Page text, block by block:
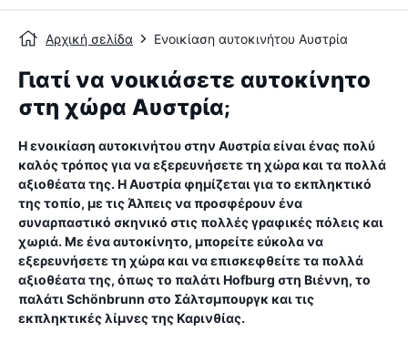
Αρχική σελίδα Ενοικίαση αυτοκινήτου Αυστρία
Γιατί να νοικιάσετε αυτοκίνητο
στη χώρα Αυστρία;
Η ενοικίαση αυτοκινήτου στην Αυστρία είναι ένας πολύ
καλός τρόπος για να εξερευνήσετε τη χώρα και τα πολλά
αξιοθέατα της. Η Αυστρία φημίζεται για το εκπληκτικό
της τοπίο, με τις Άλπεις να προσφέρουν ένα
συναρπαστικό σκηνικό στις πολλές γραφικές πόλεις και
χωριά. Με ένα αυτοκίνητο, μπορείτε εύκολα να
εξερευνήσετε τη χώρα και να επισκεφθείτε τα πολλά
αξιοθέατα της, όπως το παλάτι Hofburg στη Βιέννη, το
παλάτι Schönbrunn στο Σάλτσμπουργκ και τις
εκπληκτικές λίμνες της Καρινθίας.